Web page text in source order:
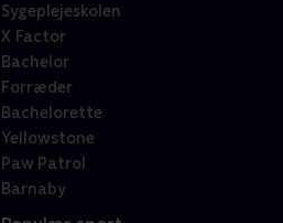
Sygeplejeskolen
X Factor
Bachelor
Forræder
Bachelorette
Yellowstone
Paw Patrol
Barnaby